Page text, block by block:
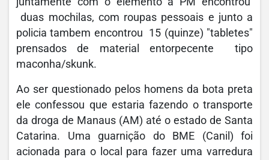
duas mochilas, com roupas pessoais e junto a
policia tambem encontrou 15 (quinze) "tabletes"
prensados de material entorpecente tipo
maconha/skunk.
Ao ser questionado pelos homens da bota preta
ele confessou que estaria fazendo o transporte
da droga de Manaus (AM) até o estado de Santa
Catarina. Uma guarnição do BME (Canil) foi
acionada para o local para fazer uma varredura